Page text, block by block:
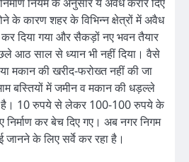
के कारण शहर के विभिन्न क्षेत्रों में अवैध
दिया गया और सैकड़ों नए भवन तैयार
आठ साल से ध्यान भी नहीं दिया। वैसे
मकान की खरीद-फरोख्त नहीं की जा
बस्तियों में जमीन व मकान की धड़ल्ले
है। 10 रुपये से लेकर 100-100 रुपये के
निर्माण कर बेच दिए गए। अब नगर निगम
जानने के लिए सर्वे कर रहा है।